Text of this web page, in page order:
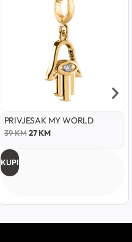
PRIVJESAK MY WORLD
39KM 27KM
KUPI